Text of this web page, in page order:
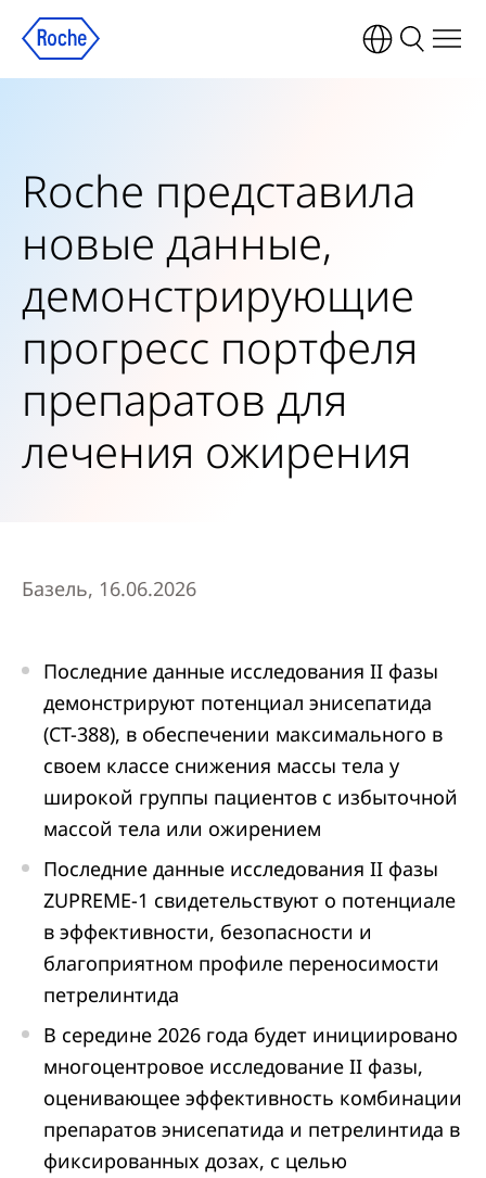
Roche представила
новые данные,
демонстрирующие
прогресс портфеля
препаратов для
лечения ожирения
Базель, 16.06.2026
Последние данные исследования II фазы
демонстрируют потенциал энисепатида
(CT-388), в обеспечении максимального в
своем классе снижения массы тела у
широкой группы пациентов с избыточной
массой тела или ожирением
Последние данные исследования II фазы
ZUPREME-1 свидетельствуют о потенциале
в эффективности, безопасности и
благоприятном профиле переносимости
петрелинтида
В середине 2026 года будет инициировано
многоцентровое исследование II фазы,
оценивающее эффективность комбинации
препаратов энисепатида и петрелинтида в
фиксированных дозах, с целью